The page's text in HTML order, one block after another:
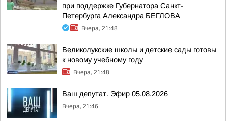
при поддержке Губернатора Санкт-
Петербурга Александра БЕГЛОВА
Вчера, 21:48
Великолукские школы и детские сады готовы
к новому учебному году
Вчера, 21:48
Ваш депутат. Эфир 05.08.2026
Вчера, 21:46